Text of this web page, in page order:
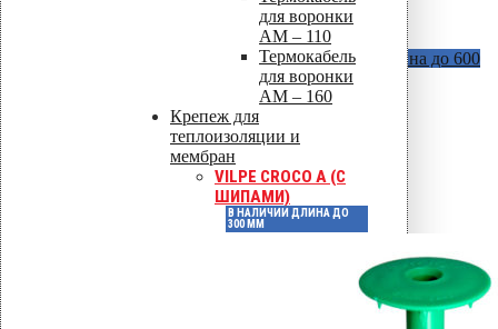
для воронки
AM – 110
Термокабель
для воронки
AM – 160
Крепеж для
теплоизоляции и
мембран
VILPE CROCO A (С
ШИПАМИ)
В НАЛИЧИИ ДЛИНА ДО
300 ММ
Vilpe Croco B (без шипов)В наличии длина до 600